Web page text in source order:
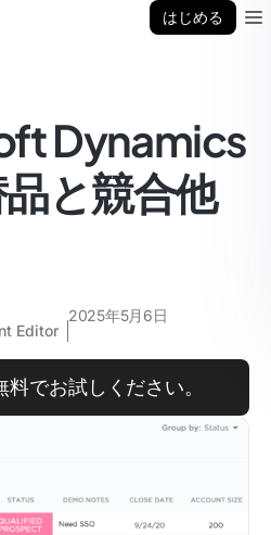
はじめる
Dynamics
と競合他
Editor
2025年5月6日
でお試しください。